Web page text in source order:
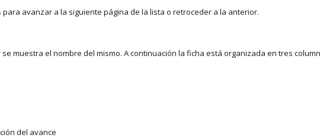
avanzar a la siguiente página de la lista o retroceder a la anterior.
muestra el nombre del mismo. A continuación la ficha está organizada en tres
del avance